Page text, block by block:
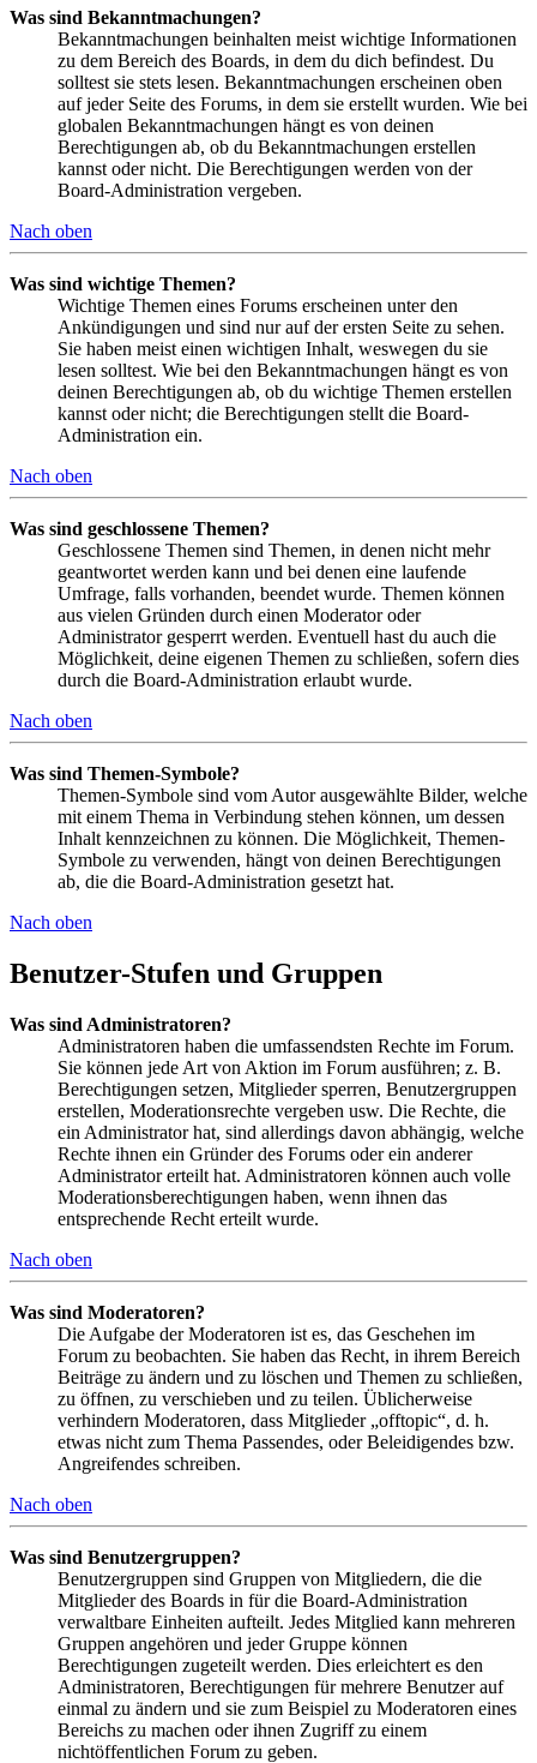
Was sind Bekanntmachungen?
Bekanntmachungen beinhalten meist wichtige Informationen
zu dem Bereich des Boards, in dem du dich befindest. Du
solltest sie stets lesen. Bekanntmachungen erscheinen oben
auf jeder Seite des Forums, in dem sie erstellt wurden. Wie bei
globalen Bekanntmachungen hängt es von deinen
Berechtigungen ab, ob du Bekanntmachungen erstellen
kannst oder nicht. Die Berechtigungen werden von der
Board-Administration vergeben.
Nach oben
Was sind wichtige Themen?
Wichtige Themen eines Forums erscheinen unter den
Ankündigungen und sind nur auf der ersten Seite zu sehen.
Sie haben meist einen wichtigen Inhalt, weswegen du sie
lesen solltest. Wie bei den Bekanntmachungen hängt es von
deinen Berechtigungen ab, ob du wichtige Themen erstellen
kannst oder nicht; die Berechtigungen stellt die Board-
Administration ein.
Nach oben
Was sind geschlossene Themen?
Geschlossene Themen sind Themen, in denen nicht mehr
geantwortet werden kann und bei denen eine laufende
Umfrage, falls vorhanden, beendet wurde. Themen können
aus vielen Gründen durch einen Moderator oder
Administrator gesperrt werden. Eventuell hast du auch die
Möglichkeit, deine eigenen Themen zu schließen, sofern dies
durch die Board-Administration erlaubt wurde.
Nach oben
Was sind Themen-Symbole?
Themen-Symbole sind vom Autor ausgewählte Bilder, welche
mit einem Thema in Verbindung stehen können, um dessen
Inhalt kennzeichnen zu können. Die Möglichkeit, Themen-
Symbole zu verwenden, hängt von deinen Berechtigungen
ab, die die Board-Administration gesetzt hat.
Nach oben
Benutzer-Stufen und Gruppen
Was sind Administratoren?
Administratoren haben die umfassendsten Rechte im Forum.
Sie können jede Art von Aktion im Forum ausführen; z. B.
Berechtigungen setzen, Mitglieder sperren, Benutzergruppen
erstellen, Moderationsrechte vergeben usw. Die Rechte, die
ein Administrator hat, sind allerdings davon abhängig, welche
Rechte ihnen ein Gründer des Forums oder ein anderer
Administrator erteilt hat. Administratoren können auch volle
Moderationsberechtigungen haben, wenn ihnen das
entsprechende Recht erteilt wurde.
Nach oben
Was sind Moderatoren?
Die Aufgabe der Moderatoren ist es, das Geschehen im
Forum zu beobachten. Sie haben das Recht, in ihrem Bereich
Beiträge zu ändern und zu löschen und Themen zu schließen,
zu öffnen, zu verschieben und zu teilen. Üblicherweise
verhindern Moderatoren, dass Mitglieder „offtopic“, d. h.
etwas nicht zum Thema Passendes, oder Beleidigendes bzw.
Angreifendes schreiben.
Nach oben
Was sind Benutzergruppen?
Benutzergruppen sind Gruppen von Mitgliedern, die die
Mitglieder des Boards in für die Board-Administration
verwaltbare Einheiten aufteilt. Jedes Mitglied kann mehreren
Gruppen angehören und jeder Gruppe können
Berechtigungen zugeteilt werden. Dies erleichtert es den
Administratoren, Berechtigungen für mehrere Benutzer auf
einmal zu ändern und sie zum Beispiel zu Moderatoren eines
Bereichs zu machen oder ihnen Zugriff zu einem
nichtöffentlichen Forum zu geben.